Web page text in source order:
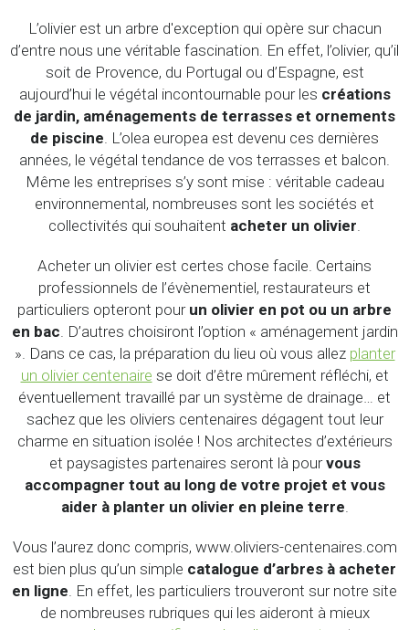
L’olivier est un arbre d'exception qui opère sur chacun
d’entre nous une véritable fascination. En effet, l’olivier, qu’il
soit de Provence, du Portugal ou d’Espagne, est
aujourd’hui le végétal incontournable pour les créations
de jardin, aménagements de terrasses et ornements
de piscine. L’olea europea est devenu ces dernières
années, le végétal tendance de vos terrasses et balcon.
Même les entreprises s’y sont mise : véritable cadeau
environnemental, nombreuses sont les sociétés et
collectivités qui souhaitent acheter un olivier.
Acheter un olivier est certes chose facile. Certains
professionnels de l’évènementiel, restaurateurs et
particuliers opteront pour un olivier en pot ou un arbre
en bac. D’autres choisiront l’option « aménagement jardin
». Dans ce cas, la préparation du lieu où vous allez planter
un olivier centenaire se doit d’être mûrement réfléchi, et
éventuellement travaillé par un système de drainage… et
sachez que les oliviers centenaires dégagent tout leur
charme en situation isolée ! Nos architectes d’extérieurs
et paysagistes partenaires seront là pourvous
accompagner tout au long de votre projet et vous
aider à planter un olivier en pleine terre.
Vous l’aurez donc compris, www.oliviers-centenaires.com
est bien plus qu’un simple catalogue d’arbres à acheter
en ligne. En effet, les particuliers trouveront sur notre site
de nombreuses rubriques qui les aideront à mieux